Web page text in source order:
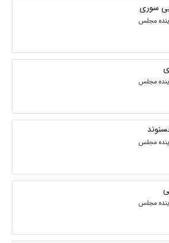
سوری
مجلس
مجلس
مجلس
مجلس